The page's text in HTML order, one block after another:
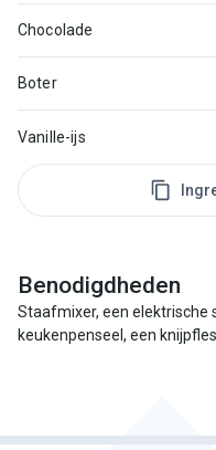
Chocolade
Boter
Vanille-ijs
Benodigdheden
Staafmixer, een
keukenpenseel, een knijpfles